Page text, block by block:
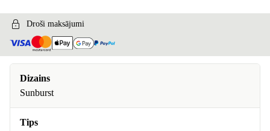
Droši maksājumi
Dizains
Sunburst
Tips